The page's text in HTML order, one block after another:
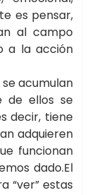
es pensar,
al campo
a la acción
acumulan
de ellos se
decir, tiene
adquieren
funcionan
dado.El
“ver” estas